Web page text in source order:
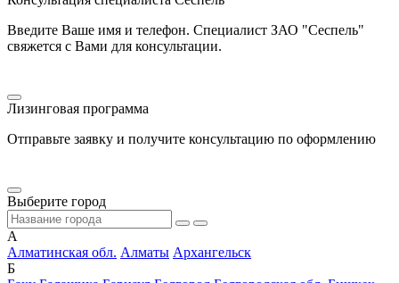
Введите Ваше имя и телефон. Специалист ЗАО "Сеспель"
свяжется с Вами для консультации.
Лизинговая программа
Отправьте заявку и получите консультацию по оформлению
Выберите город
А
Алматинская обл. Алматы Архангельск
Б